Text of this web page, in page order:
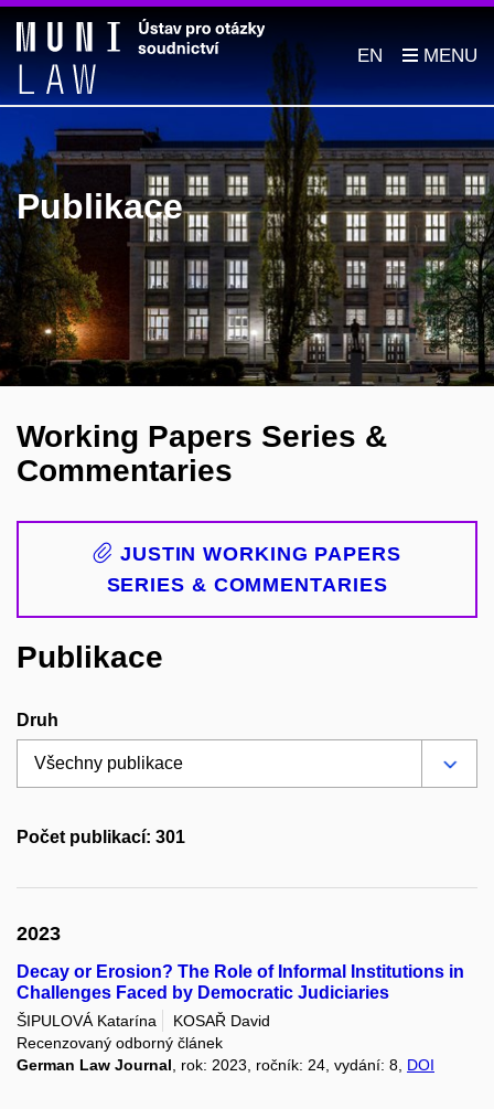
EN
Publikace
Working Papers Series &
Commentaries
JUSTIN WORKING PAPERS
SERIES & COMMENTARIES
Publikace
Druh
Počet publikací: 301
2023
Decay or Erosion? The Role of Informal Institutions in
Challenges Faced by Democratic Judiciaries
ŠIPULOVÁ Katarína
KOSAŘ David
Recenzovaný odborný článek
German Law Journal, rok: 2023, ročník: 24, vydání: 8, DOI